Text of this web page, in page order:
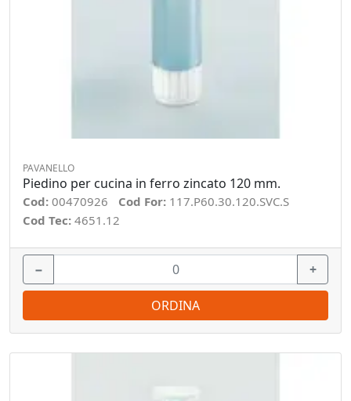
PAVANELLO
Piedino per cucina in ferro zincato 120 mm.
Cod: 00470926 Cod For: 117.P60.30.120.SVC.S
Cod Tec: 4651.12
− +
ORDINA